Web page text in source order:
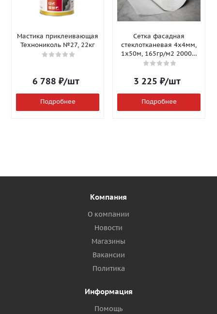
Мастика приклеивающая
Технониколь №27, 22кг
6 788 ₽/шт
Подробнее
Сетка фасадная
стеклотканевая 4х4мм,
1х50м, 165гр/м2 2000Н
Isomax-165
3 225 ₽/шт
Подробнее
Компания
О компании
Новости
Магазины
Вакансии
Политика
Информация
Помощь